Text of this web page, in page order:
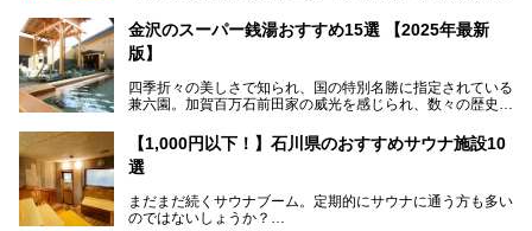
───
提供元：大江戸温泉物語ホテルズ＆リゾーツ株式会社【P
この記事は大江戸温泉物語 あわづグランドホテルのPR記事
です。
いやでもね、暑いし汗や砂埃でドロドロになるしうるさくて
夜は寝られないし、若い時はそういうのが良かったんですけ
今、もうちょっと気楽なフェスはないかな、と探してたらあ
りましたよ！
「加賀温泉郷フェス 2017」が石川県・山代温泉の瑠璃光を
全館貸し切って開催！
れちゃう！なんということでしょう！！
金沢のスーパー銭湯おすすめ15選 【2025年最新
版】
四季折々の美しさで知られ、国の特別名勝に指定されている
兼六園。加賀百万石前田家の威光を感じられ、数々の歴史的
ア。国内でも特に人気の観光地の1つです。北陸新幹線で東
京から約2時間30分と、首都圏からアクセスしやすい立地も
魅力ですね。
り、観光に加えて温泉もぜひ楽しみたいところ。金沢エリア
でおすすめのスーパー銭湯をご紹介します。
【1,000円以下！】石川県のおすすめサウナ施設10
選
まだまだ続くサウナブーム。定期的にサウナに通う方も多い
のではないしょうか？